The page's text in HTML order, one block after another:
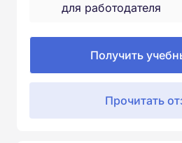
для работодателя
Получить
Прочитать